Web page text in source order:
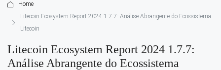
Home
Litecoin Ecosystem Report 2024 1.7.7: Análise Abrangente do Ecossistema
Litecoin
Litecoin Ecosystem Report 2024 1.7.7:
Análise Abrangente do Ecossistema